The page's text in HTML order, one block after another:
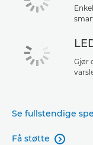
Gjør
Se fullstendige
Få støtte 